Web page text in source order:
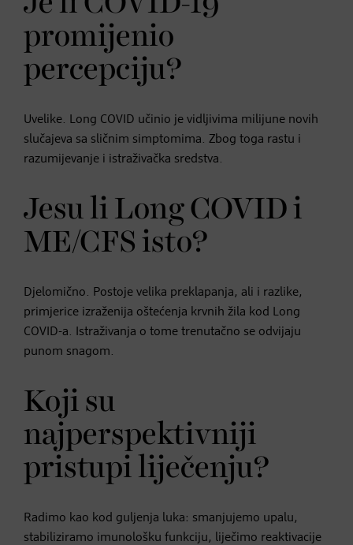
promijenio
percepciju?
Uvelike. Long COVID učinio je vidljivima milijune novih
slučajeva sa sličnim simptomima. Zbog toga rastu i
razumijevanje i istraživačka sredstva.
Jesu li Long COVID i
ME/CFS isto?
Djelomično. Postoje velika preklapanja, ali i razlike,
primjerice izraženija oštećenja krvnih žila kod Long
COVID-a. Istraživanja o tome trenutačno se odvijaju
punom snagom.
Koji su
najperspektivniji
pristupi liječenju?
Radimo kao kod guljenja luka: smanjujemo upalu,
stabiliziramo imunološku funkciju, liječimo reaktivacije